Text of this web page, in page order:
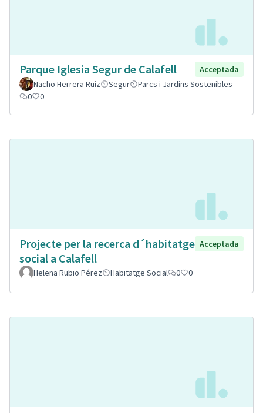
Parque Iglesia Segur de Calafell
Acceptada
Nacho Herrera Ruiz
Segur
Parcs i Jardins Sostenibles
0
0
Projecte per la recerca d´habitatge
social a Calafell
Acceptada
Helena Rubio Pérez Habitatge Social 0 0